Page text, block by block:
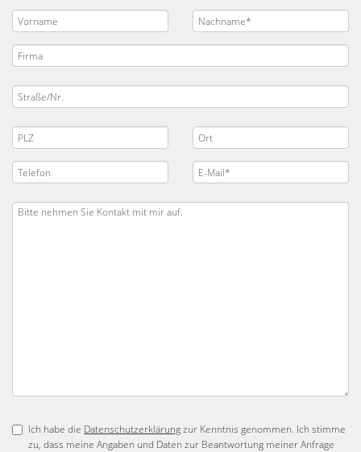
Ich habe die Datenschutzerklärungzur Kenntnis genommen. Ich stimme
zu, dass meine Angaben und Daten zur Beantwortung meiner Anfrage